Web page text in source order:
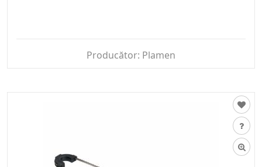
Producător: Plamen